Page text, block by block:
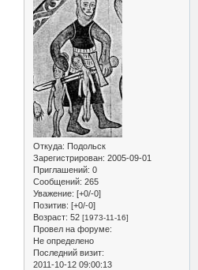
Откуда: Подольск
Зарегистрирован: 2005-09-01
Приглашений: 0
Сообщений: 265
Уважение: [+0/-0]
Позитив: [+0/-0]
Возраст: 52 [1973-11-16]
Провел на форуме:
Не определено
Последний визит:
2011-10-12 09:00:13